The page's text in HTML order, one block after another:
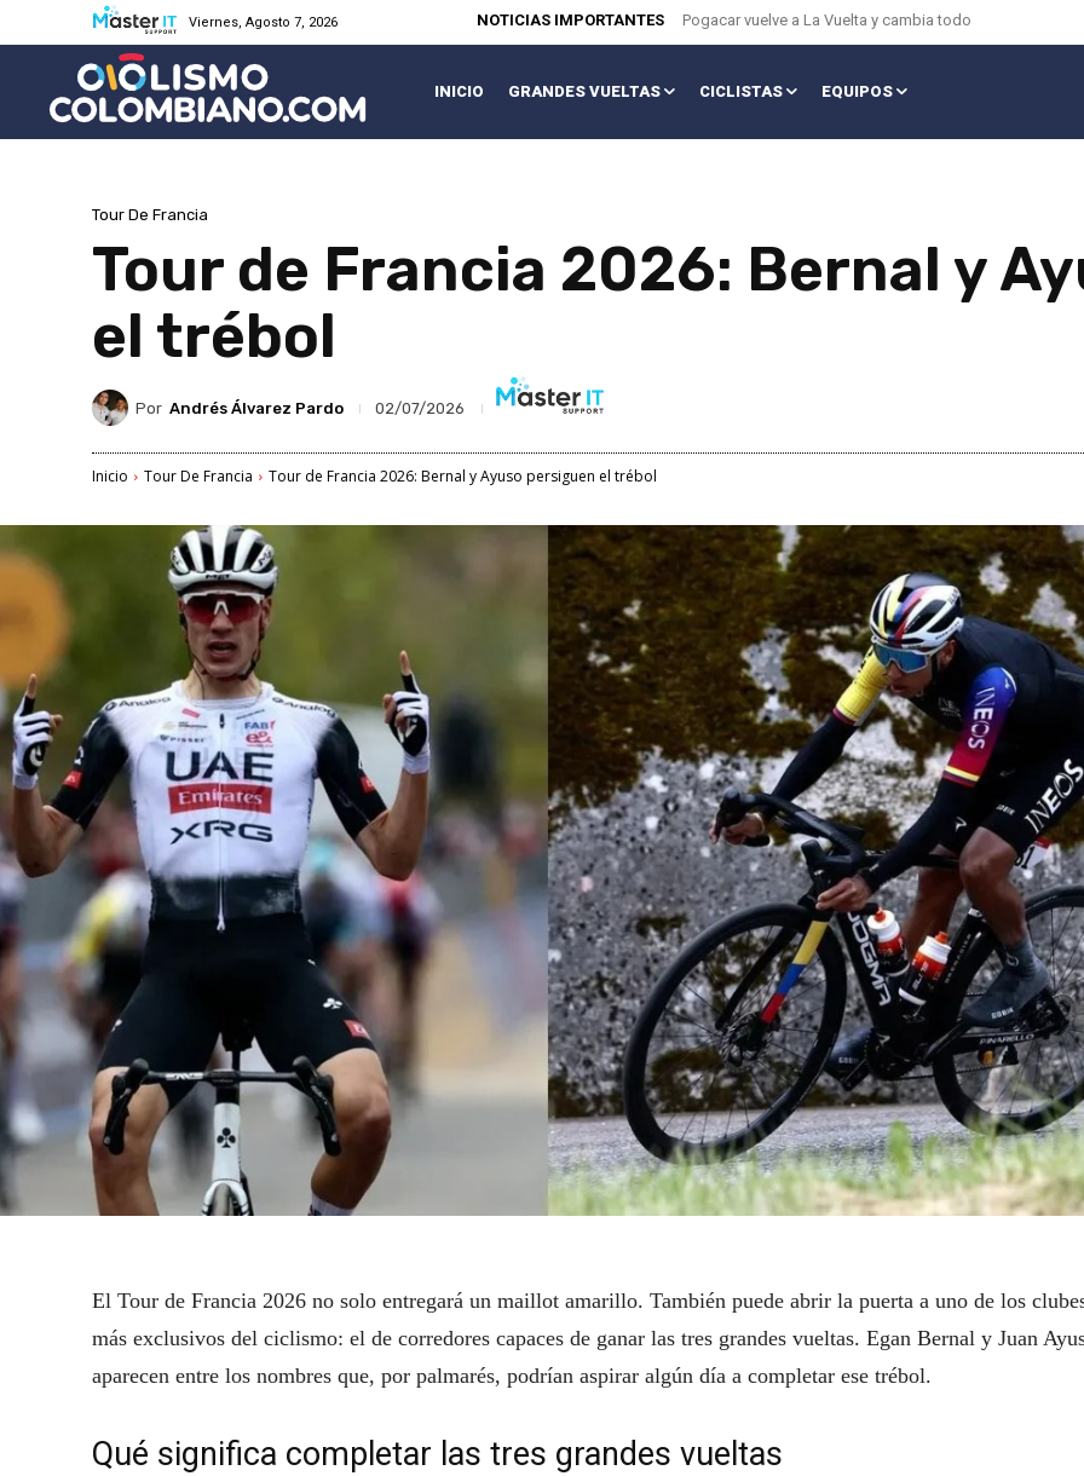
Viernes, Agosto 7, 2026 NOTICIAS IMPORTANTES Pogacar vuelve a La Vuelta y cambia todo
INICIO GRANDES VUELTAS CICLISTAS EQUIPOS
Tour De Francia
Tour de Francia 2026: Bernal y
el trébol
Por Andrés Álvarez Pardo 02/07/2026
Inicio Tour De Francia Tour de Francia 2026: Bernal y Ayuso persiguen el trébol
El Tour de Francia 2026 no solo entregará un maillot amarillo. También puede abrir la puerta a uno de los
más exclusivos del ciclismo: el de corredores capaces de ganar las tres grandes vueltas. Egan Bernal y Juan
aparecen entre los nombres que, por palmarés, podrían aspirar algún día a completar ese trébol.
Qué significa completar las tres grandes vueltas